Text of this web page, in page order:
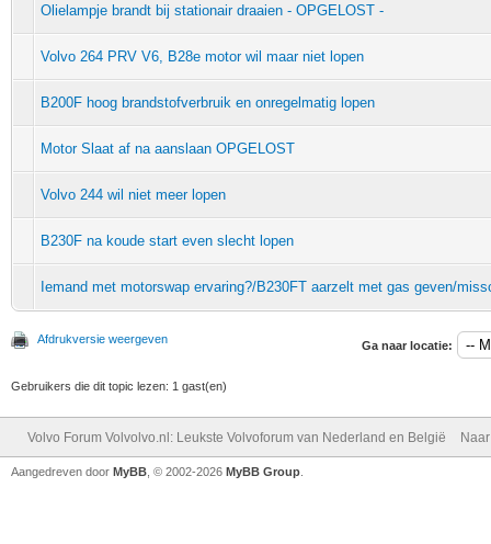
Olielampje brandt bij stationair draaien - OPGELOST -
Volvo 264 PRV V6, B28e motor wil maar niet lopen
B200F hoog brandstofverbruik en onregelmatig lopen
Motor Slaat af na aanslaan OPGELOST
Volvo 244 wil niet meer lopen
B230F na koude start even slecht lopen
Iemand met motorswap ervaring?/B230FT aarzelt met gas geven/
Afdrukversie weergeven Ga naar locatie:
Gebruikers die dit topic lezen: 1 gast(en)
Volvo Forum Volvolvo.nl: Leukste Volvoforum van Nederland en België
Aangedreven door MyBB , © 2002-2026 MyBB Group